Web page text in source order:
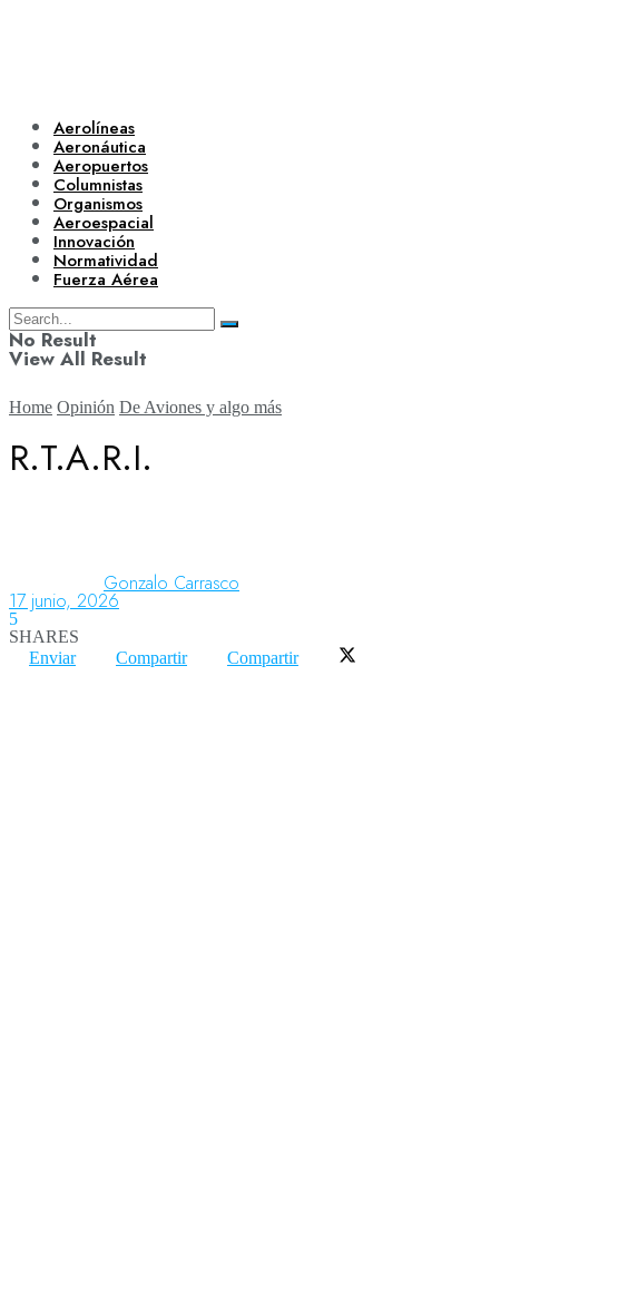
Aerolíneas
Aeronáutica
Aeropuertos
Columnistas
Organismos
Aeroespacial
Innovación
Normatividad
Fuerza Aérea
No Result
View All Result
Aeronáutica
Aeropuertos
Home Opinión De Aviones y algo más
R.T.A.R.I.
Gonzalo Carrasco
17 junio, 2026
5
SHARES
Enviar
Compartir Compartir